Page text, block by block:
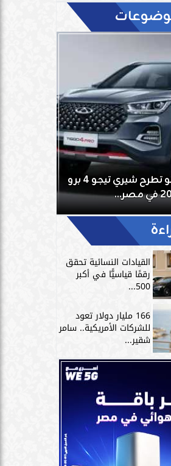
جي بي غبور أوتو تطرح شيري تيجو 4 برو
القيادات النسائية تحقق
رقمًا قياسيًّا في أكبر
500...
166 مليار دولار تعود
للشركات الأمريكية.. سامر
شقير...